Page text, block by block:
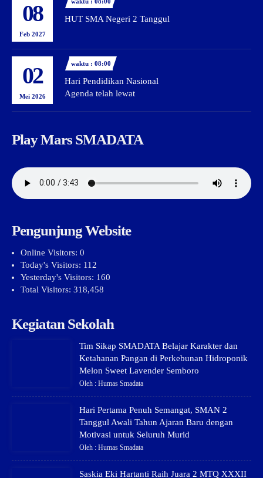
08
Feb 2027
HUT SMA Negeri 2 Tanggul
02
Mei 2026
waktu : 08:00
Hari Pendidikan Nasional
Agenda telah lewat
Play Mars SMADATA
Pengunjung Website
Online Visitors: 0
Today's Visitors: 112
Yesterday's Visitors: 160
Total Visitors: 318,458
Kegiatan Sekolah
Tim Sikap SMADATA Belajar Karakter dan
Ketahanan Pangan di Perkebunan Hidroponik
Melon Sweet Lavender Semboro
Oleh : Humas Smadata
Hari Pertama Penuh Semangat, SMAN 2
Tanggul Awali Tahun Ajaran Baru dengan
Motivasi untuk Seluruh Murid
Oleh : Humas Smadata
Saskia Eki Hartanti Raih Juara 2 MTQ XXXII